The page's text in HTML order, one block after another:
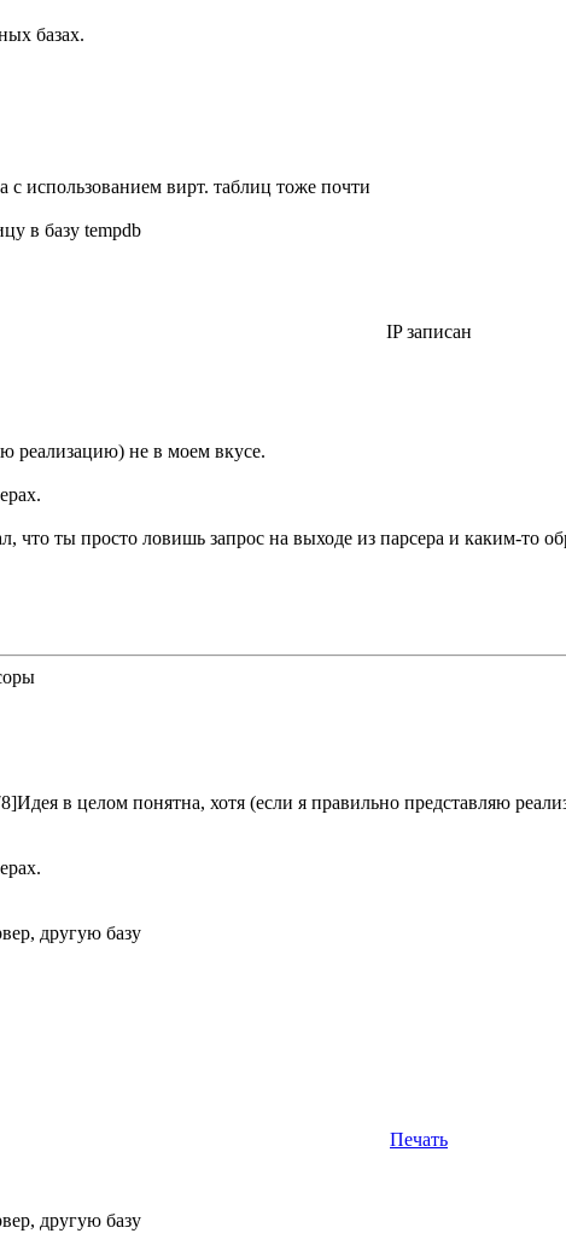
базах.
с использованием вирт. таблиц тоже почти
в базу tempdb
IP записан
реализацию) не в моем вкусе.
что ты просто ловишь запрос на выходе из парсера и каким-то
в целом понятна, хотя (если я правильно представляю
другую базу
Печать
другую базу